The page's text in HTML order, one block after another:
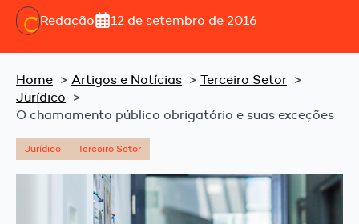
Redação 12 de setembro de 2016
Home Artigos e Notícias
Terceiro Setor
Jurídico
O chamamento público obrigatório e suas exceções
Jurídico Terceiro Setor